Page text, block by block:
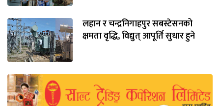
लहान र चन्द्रनिगाहपुर सबस्टेसनको
क्षमता वृद्धि, विद्युत् आपूर्ति सुधार हुने